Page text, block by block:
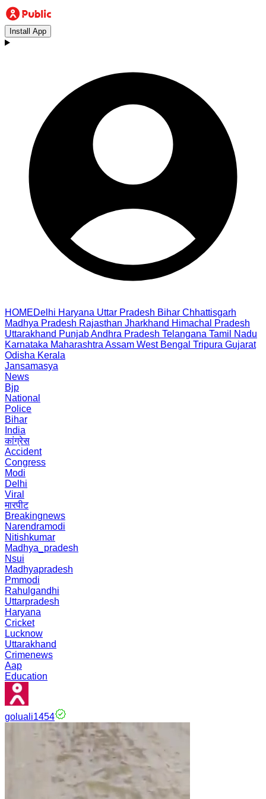
Install App
HOMEDelhi Haryana Uttar Pradesh Bihar Chhattisgarh
Madhya Pradesh Rajasthan Jharkhand Himachal Pradesh
Uttarakhand PunjabAndhra Pradesh Telangana Tamil Nadu
Karnataka Maharashtra Assam West Bengal Tripura Gujarat
Odisha Kerala
Jansamasya
News
Bjp
National
Police
Bihar
India
कांग्रेस
Accident
Congress
Modi
Delhi
Viral
मारपीट
Breakingnews
Narendramodi
Nitishkumar
Madhya_pradesh
Nsui
Madhyapradesh
Pmmodi
Rahulgandhi
Uttarpradesh
Haryana
Cricket
Lucknow
Uttarakhand
Crimenews
Aap
Education
goluali1454